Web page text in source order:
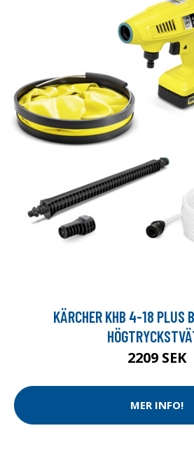
KÄRCHER KHB 4-18 PLUS
2209 SEK
MER INFO!